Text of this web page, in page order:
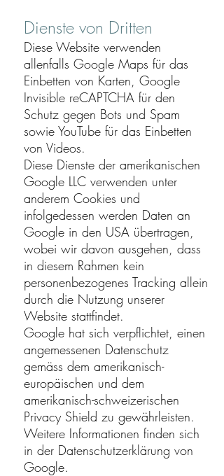
Dienste von Dritten
Diese Website verwenden
allenfalls Google Maps für das
Einbetten von Karten, Google
Invisible reCAPTCHA für den
Schutz gegen Bots und Spam
sowie YouTube für das Einbetten
von Videos.
Diese Dienste der amerikanischen
Google LLC verwenden unter
anderem Cookies und
infolgedessen werden Daten an
Google in den USA übertragen,
wobei wir davon ausgehen, dass
in diesem Rahmen kein
personenbezogenes Tracking allein
durch die Nutzung unserer
Website stattfindet.
Google hat sich verpflichtet, einen
angemessenen Datenschutz
gemäss dem amerikanisch-
europäischen und dem
amerikanisch-schweizerischen
Privacy Shield zu gewährleisten.
Weitere Informationen finden sich
in der Datenschutzerklärung von
Google.